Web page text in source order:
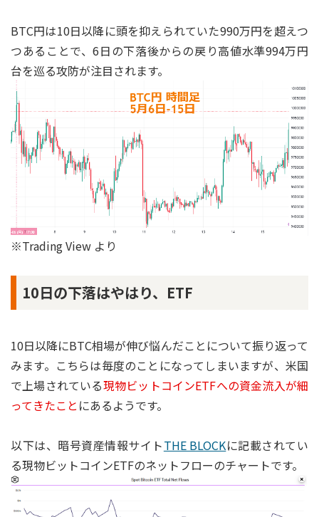
BTC円は10日以降に頭を抑えられていた990万円を超えつ
つあることで、6日の下落後からの戻り高値水準994万円
台を巡る攻防が注目されます。
※Trading View より
10日の下落はやはり、ETF
10日以降にBTC相場が伸び悩んだことについて振り返って
みます。こちらは毎度のことになってしまいますが、米国
で上場されている現物ビットコインETFへの資金流入が細
ってきたこと にあるようです。
以下は、暗号資産情報サイトTHE BLOCKに記載されてい
る現物ビットコインETFのネットフローのチャートです。